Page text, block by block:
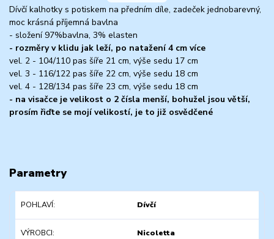
Dívčí kalhotky s potiskem na předním díle, zadeček jednobarevný,
moc krásná příjemná bavlna
- složení 97%bavlna, 3% elasten
- rozměry v klidu jak leží, po natažení 4 cm více
vel. 2 - 104/110 pas šíře 21 cm, výše sedu 17 cm
vel. 3 - 116/122 pas šíře 22 cm, výše sedu 18 cm
vel. 4 - 128/134 pas šíře 23 cm, výše sedu 18 cm
- na visačce je velikost o 2 čísla menší, bohužel jsou větší,
prosím řiďte se mojí velikostí, je to již osvědčené
Parametry
POHLAVÍ Dívčí
VÝROBCI Nicoletta